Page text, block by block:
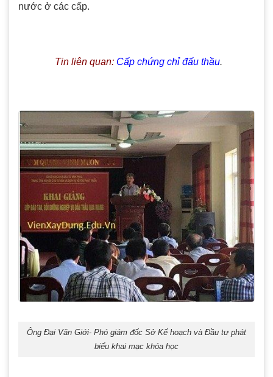
nước ở các cấp.
Tin liên quan: Cấp chứng chỉ đấu thầu.
Ông Đại Văn Giới- Phó giám đốc Sở Kế hoạch và Đầu tư phát
biểu khai mạc khóa học